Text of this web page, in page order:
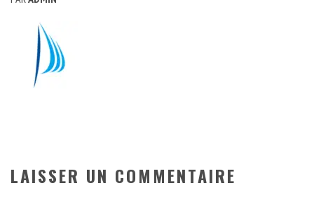
LAISSER UN COMMENTAIRE